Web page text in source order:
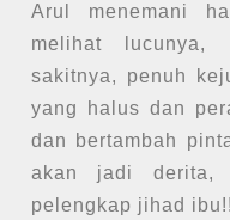
Arul menemani
melihat lucunya,
sakitnya, penuh
yang halus dan
dan bertambah
akan jadi derita,
pelengkap jihad